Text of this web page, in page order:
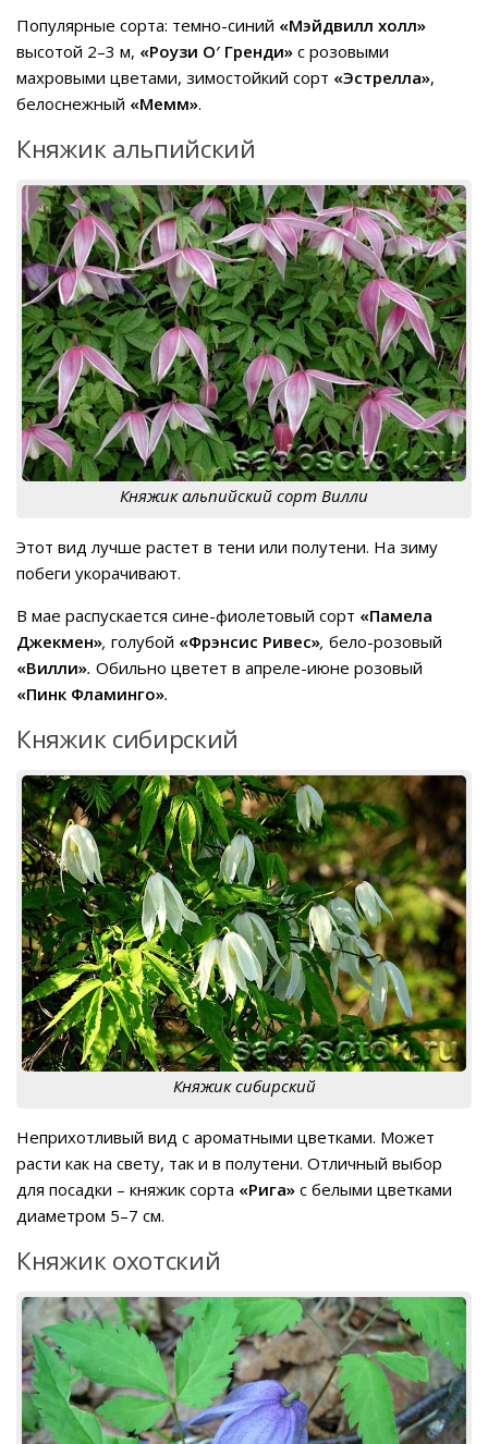
Популярные сорта: темно-синий «Мэйдвилл холл»
высотой 2–3 м, «Роузи О′ Гренди» с розовыми
махровыми цветами, зимостойкий сорт «Эстрелла»,
белоснежный «Мемм».
Княжик альпийский
Княжик альпийский сорт Вилли
Этот вид лучше растет в тени или полутени. На зиму
побеги укорачивают.
В мае распускается сине-фиолетовый сорт «Памела
Джекмен», голубой «Фрэнсис Ривес», бело-розовый
«Вилли». Обильно цветет в апреле-июне розовый
«Пинк Фламинго».
Княжик сибирский
Княжик сибирский
Неприхотливый вид с ароматными цветками. Может
расти как на свету, так и в полутени. Отличный выбор
для посадки – княжик сорта «Рига» с белыми цветками
диаметром 5–7 см.
Княжик охотский